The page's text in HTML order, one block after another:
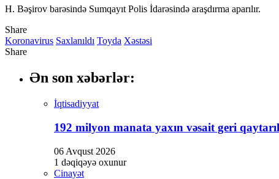
H. Bəşirov barəsində Sumqayıt Polis İdarəsində araşdırma aparılır.
Share
Koronavirus Saxlanıldı Toyda Xəstəsi
Share
Ən son xəbərlər:
İqtisadiyyat
192 milyon manata yaxın vəsait geri
06 Avqust 2026
1 dəqiqəyə oxunur
Cinayət